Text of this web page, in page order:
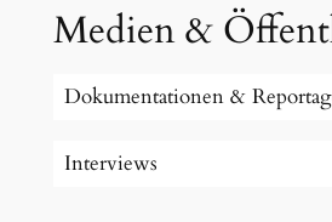
Medien &
Dokumentationen &
Interviews